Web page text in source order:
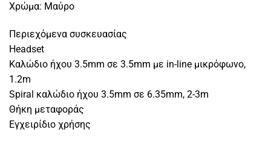
Χρώμα: Μαύρο
Περιεχόμενα συσκευασίας
Headset
Καλώδιο ήχου 3.5mm σε 3.5mm με in-line μικρόφωνο,
1.2m
Spiral καλώδιο ήχου 3.5mm σε 6.35mm, 2-3m
Θήκη μεταφοράς
Εγχειρίδιο χρήσης